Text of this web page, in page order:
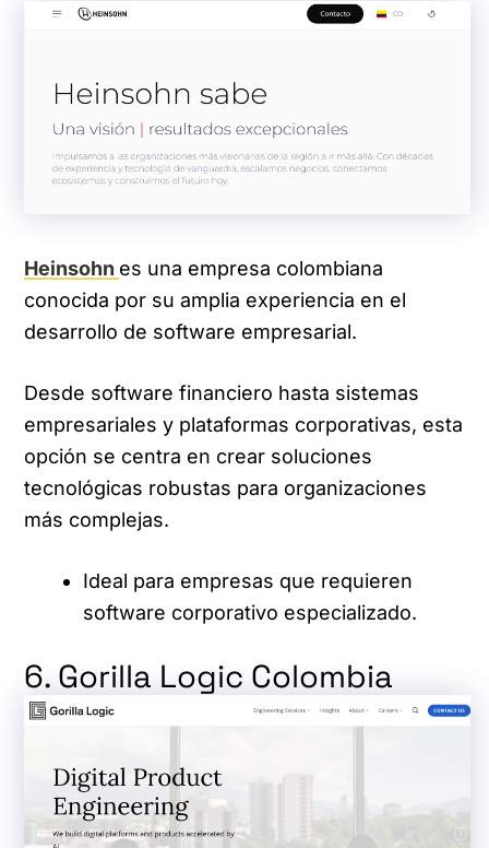
Heinsohn es una empresa colombiana
conocida por su amplia experiencia en el
desarrollo de software empresarial.
Desde software financiero hasta sistemas
empresariales y plataformas corporativas, esta
opción se centra en crear soluciones
tecnológicas robustas para organizaciones
más complejas.
Ideal para empresas que requieren
software corporativo especializado.
6. Gorilla Logic Colombia